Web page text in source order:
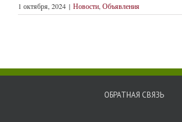
1 октября, 2024 | Новости, Объявления
ОБРАТНАЯ СВЯЗЬ